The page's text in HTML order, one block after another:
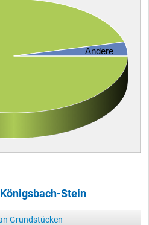
Andere
Stein
Grundstücken